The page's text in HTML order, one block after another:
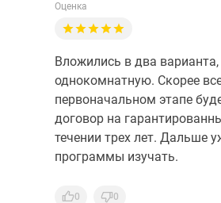
Оценка
Вложились в два
однокомнатную. Скорее
первоначальном этапе
договор на
течении трех лет. Дальше
программы изучать.
0 0